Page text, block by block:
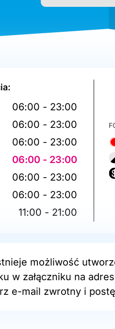
06:00 - 23:00
06:00 - 23:00
06:00 - 23:00
06:00 - 23:00
06:00 - 23:00
06:00 - 23:00
11:00 - 21:00
możliwość
w załączniku na
e-mail zwrotny i